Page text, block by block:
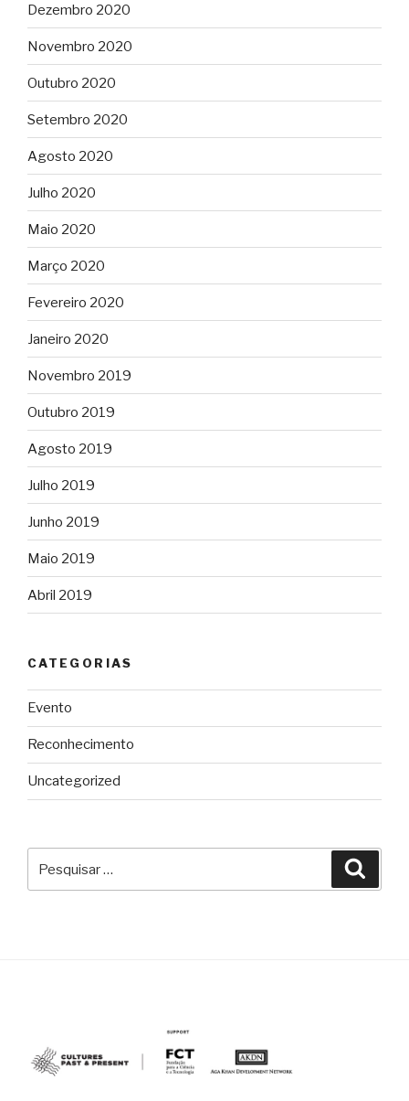
Dezembro 2020
Novembro 2020
Outubro 2020
Setembro 2020
Agosto 2020
Julho 2020
Maio 2020
Março 2020
Fevereiro 2020
Janeiro 2020
Novembro 2019
Outubro 2019
Agosto 2019
Julho 2019
Junho 2019
Maio 2019
Abril 2019
CATEGORIAS
Evento
Reconhecimento
Uncategorized